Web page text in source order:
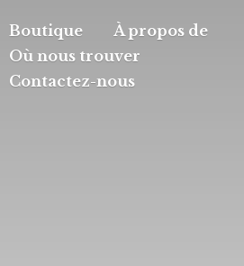
Boutique
À propos de
Où nous trouver
Contactez-nous